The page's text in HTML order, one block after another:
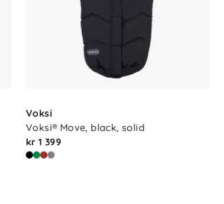
Voksi
Voksi® Move, black, solid
kr 1 399